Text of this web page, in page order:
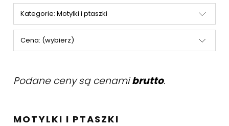
Kategorie: Motylki i ptaszki
Cena: (wybierz)
Podane ceny są cenamibrutto.
MOTYLKI I PTASZKI